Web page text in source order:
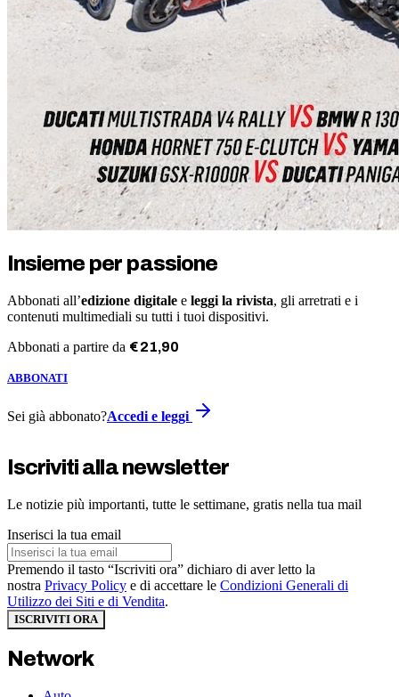
Insieme per passione
Abbonati all’edizione digitale e leggi la rivista, gli arretrati e i
contenuti multimediali su tutti i tuoi dispositivi.
Abbonati a partire da €21,90
ABBONATI
Sei già abbonato?Accedi e leggi
Iscriviti alla newsletter
Le notizie più importanti, tutte le settimane, gratis nella tua mail
Inserisci la tua email
Premendo il tasto “Iscriviti ora” dichiaro di aver letto la
nostra Privacy Policy e di accettare le Condizioni Generali di
Utilizzo dei Siti e di Vendita.
ISCRIVITI ORA
Network